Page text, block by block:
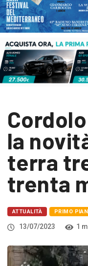
la
terra
trenta
ATTUALITÀ PRIMO
13/07/2023
1